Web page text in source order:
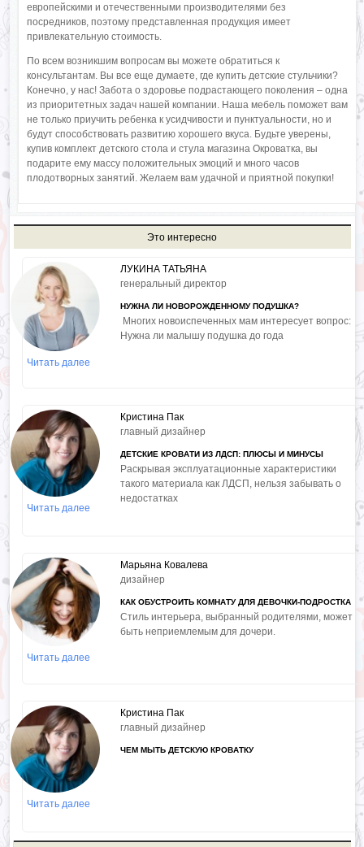
европейскими и отечественными производителями без
посредников, поэтому представленная продукция имеет
привлекательную стоимость.
По всем возникшим вопросам вы можете обратиться к
консультантам. Вы все еще думаете, где купить детские стульчики?
Конечно, у нас! Забота о здоровье подрастающего поколения – одна
из приоритетных задач нашей компании. Наша мебель поможет вам
не только приучить ребенка к усидчивости и пунктуальности, но и
будут способствовать развитию хорошего вкуса. Будьте уверены,
купив комплект детского стола и стула магазина Окроватка, вы
подарите ему массу положительных эмоций и много часов
плодотворных занятий. Желаем вам удачной и приятной покупки!
Это интересно
Читать далее
ЛУКИНА ТАТЬЯНА
генеральный директор
НУЖНА ЛИ НОВОРОЖДЕННОМУ ПОДУШКА?
Многих новоиспеченных мам интересует вопрос:
Нужна ли малышу подушка до года
Читать далее
Кристина Пак
главный дизайнер
ДЕТСКИЕ КРОВАТИ ИЗ ЛДСП: ПЛЮСЫ И МИНУСЫ
Раскрывая эксплуатационные характеристики
такого материала как ЛДСП, нельзя забывать о
недостатках
Читать далее
Марьяна Ковалева
дизайнер
КАК ОБУСТРОИТЬ КОМНАТУ ДЛЯ ДЕВОЧКИ-ПОДРОСТКА
Cтиль интерьера, выбранный родителями, может
быть неприемлемым для дочери.
Читать далее
Кристина Пак
главный дизайнер
ЧЕМ МЫТЬ ДЕТСКУЮ КРОВАТКУ